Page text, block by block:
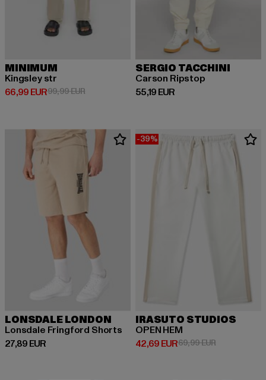
MINIMUM
Kingsley str
66,99 EUR
Ajankohtainen hinta: 66,99 EUR
99,99 EURKampanjahinta: 99,99 EUR
SERGIO TACCHINI
Carson Ripstop
55,19 EUR
Ajankohtainen hinta: 55,19 EUR
LONSDALE LONDON
Lonsdale Fringford Shorts
27,89 EUR
Ajankohtainen hinta: 27,89 EUR
-39%
IRASUTO STUDIOS
OPEN HEM
42,69 EUR
Ajankohtainen hinta: 42,69 EUR
69,99 EUR